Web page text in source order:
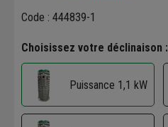
Code : 444839-1
Choisissez votre déclinaison :
Puissance 1,1 kW